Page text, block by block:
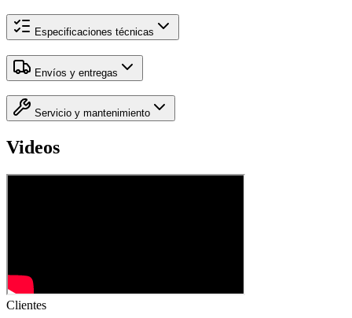
Especificaciones técnicas
Envíos y entregas
Servicio y mantenimiento
Videos
Clientes